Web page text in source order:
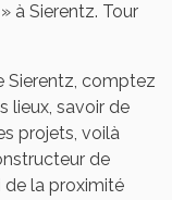
à Sierentz. Tour
Sierentz, comptez
lieux, savoir de
projets, voilà
de
de la proximité